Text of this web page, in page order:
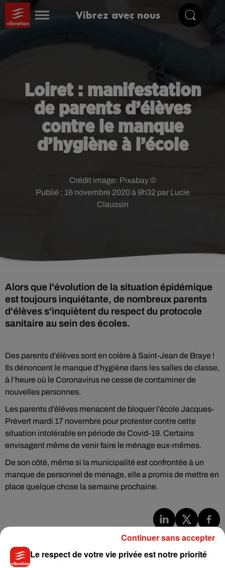
Vibrez avec nous
Loiret : manifestation
de parents d’élèves
contre le manque
d’hygiène à l’école
Publié : 16 novembre 2020 à 9h32 par Lucie
Claussin
Crédit image: Pixabay ©
Alors que l'évolution de la situation épidémique
est toujours inquiétante, de nombreux parents
d'élèves s'inquiètent du respect du protocole
sanitaire au sein des écoles.
Des parents d’élèves sont en colère à Saint-Jean de Braye !
Ils dénoncent le manque d’hygiène dans les salles de classe,
à l’heure où le Coronavirus ne cesse de contaminer de
nouvelles personnes.
Les parents d’élèves menacent de bloquer l’école Jacques-
Prévert mardi 17 novembre pour protester contre cette
situation intolérable en période de Covid-19. Certains
envisagent même de venir faire le ménage eux-mêmes.
De son côté, même si la municipalité est confrontée à un
manque de personnel de ménage, elle a promis de mettre en
place quelque chose la semaine prochaine.
Le respect de votre vie privée est notre priorité
Continuer sans accepter